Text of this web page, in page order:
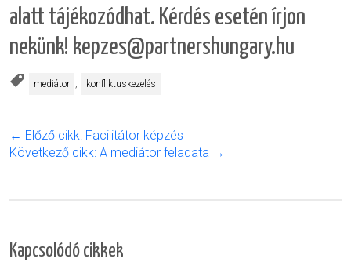
alatt tájékozódhat. Kérdés esetén írjon
nekünk! kepzes@partnershungary.hu
mediátor , konfliktuskezelés
← Előző cikk: Facilitátor képzés
Következő cikk: A mediátor feladata →
Kapcsolódó cikkek